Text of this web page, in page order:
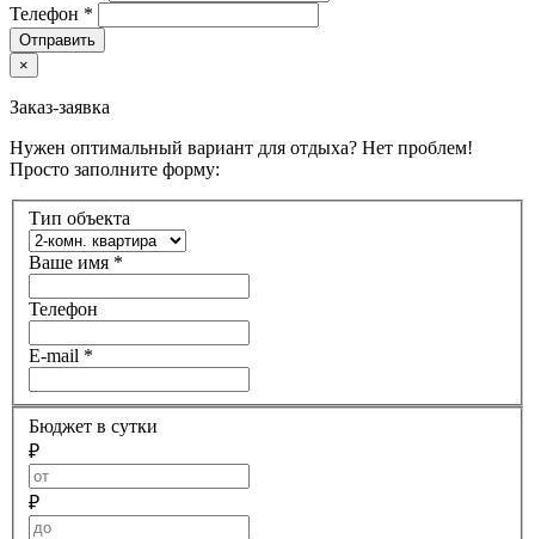
Телефон *
Отправить
×
Заказ-заявка
Нужен оптимальный вариант для отдыха? Нет проблем!
Просто заполните форму:
Тип объекта
Ваше имя *
Телефон
E-mail *
Бюджет в сутки
₽
₽